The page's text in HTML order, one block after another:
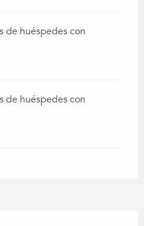
de huéspedes con
de huéspedes con